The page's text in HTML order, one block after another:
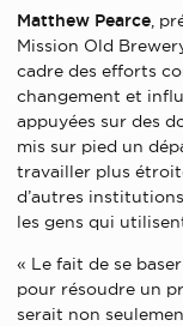
Matthew Pearce ,
Mission Old
cadre des efforts
changement et
appuyées sur des
mis sur pied un
travailler plus
d’autres
les gens qui
« Le fait de se
pour résoudre un
serait non